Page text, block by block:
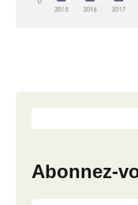
Abonnez-